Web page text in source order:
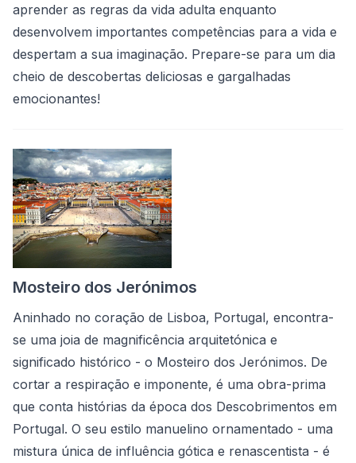
aprender as regras da vida adulta enquanto
desenvolvem importantes competências para a vida e
despertam a sua imaginação. Prepare-se para um dia
cheio de descobertas deliciosas e gargalhadas
emocionantes!
Mosteiro dos Jerónimos
Aninhado no coração de Lisboa, Portugal, encontra-
se uma joia de magnificência arquitetónica e
significado histórico - o Mosteiro dos Jerónimos. De
cortar a respiração e imponente, é uma obra-prima
que conta histórias da época dos Descobrimentos em
Portugal. O seu estilo manuelino ornamentado - uma
mistura única de influência gótica e renascentista - é